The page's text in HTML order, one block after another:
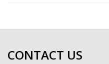
CONTACT US